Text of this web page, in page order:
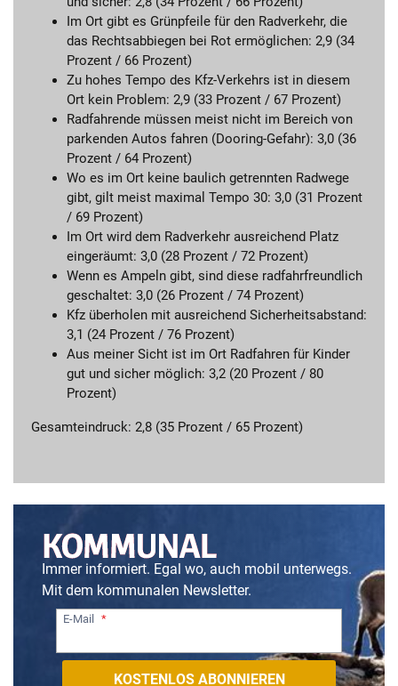
Im Ort gibt es Grünpfeile für den Radverkehr, die
das Rechtsabbiegen bei Rot ermöglichen: 2,9 (34
Prozent / 66 Prozent)
Zu hohes Tempo des Kfz-Verkehrs ist in diesem
Ort kein Problem: 2,9 (33 Prozent / 67 Prozent)
Radfahrende müssen meist nicht im Bereich von
parkenden Autos fahren (Dooring-Gefahr): 3,0 (36
Prozent / 64 Prozent)
Wo es im Ort keine baulich getrennten Radwege
gibt, gilt meist maximal Tempo 30: 3,0 (31 Prozent
/ 69 Prozent)
Im Ort wird dem Radverkehr ausreichend Platz
eingeräumt: 3,0 (28 Prozent / 72 Prozent)
Wenn es Ampeln gibt, sind diese radfahrfreundlich
geschaltet: 3,0 (26 Prozent / 74 Prozent)
Kfz überholen mit ausreichend Sicherheitsabstand:
3,1 (24 Prozent / 76 Prozent)
Aus meiner Sicht ist im Ort Radfahren für Kinder
gut und sicher möglich: 3,2 (20 Prozent / 80
Prozent)
Gesamteindruck: 2,8 (35 Prozent / 65 Prozent)
Immer informiert. Egal wo, auch mobil unterwegs.
Mit dem kommunalen Newsletter.
E-Mail